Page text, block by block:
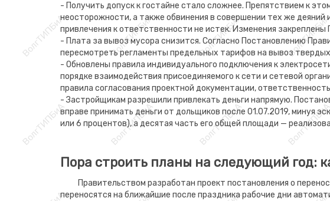
- Получить допуск к гостайне стало сложнее. Препятствием к
неосторожности, а также обвинения в совершении тех же
привлечения к ответственности не истек. Изменения
- Плата за вывоз мусора снизится. Согласно Постановлению
пересмотреть регламенты предельных тарифов на вывоз
- Обновлены правила индивидуального подключения к
порядке взаимодействия присоединяемого к сети и сетевой
правила согласования проектной документации,
- Застройщикам разрешили привлекать деньги напрямую.
вправе принимать деньги от дольщиков после 01.07.2019, минуя
или 6 процентов), а десятая часть его общей площади —
Пора строить планы на следующий год:
Правительством разработан проект постановления о
переносятся на ближайшие после праздника рабочие дни